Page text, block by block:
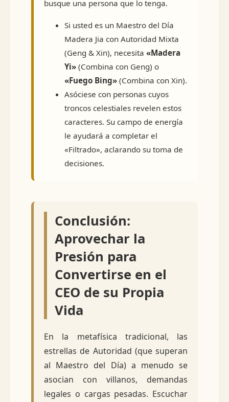
busque una persona que lo tenga.
Si usted es un Maestro del Día
Madera Jia con Autoridad Mixta
(Geng & Xin), necesita «Madera
Yi» (Combina con Geng) o
«Fuego Bing» (Combina con Xin).
Asóciese con personas cuyos
troncos celestiales revelen estos
caracteres. Su campo de energía
le ayudará a completar el
«Filtrado», aclarando su toma de
decisiones.
Conclusión:
Aprovechar la
Presión para
Convertirse en el
CEO de su Propia
Vida
En la metafísica tradicional, las
estrellas de Autoridad (que superan
al Maestro del Día) a menudo se
asocian con villanos, demandas
legales o cargas pesadas. Escuchar